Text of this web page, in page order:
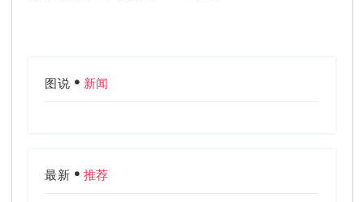
图说 新闻
最新 推荐